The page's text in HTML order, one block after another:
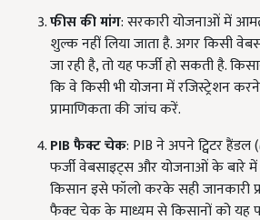
फीस की मांग: सरकारी योजनाओं में
शुल्क नहीं लिया जाता है. अगर किसी
जा रही है, तो यह फर्जी हो सकती है.
कि वे किसी भी योजना में रजिस्ट्रेशन
प्रामाणिकता की जांच करें.
PIBफैक्ट चेक: PIB ने अपने ट्विटर
फर्जी वेबसाइट्स और योजनाओं के बारे में
किसान इसे फॉलो करके सही जानकारी
फैक्ट चेक के माध्यम से किसानों को यह